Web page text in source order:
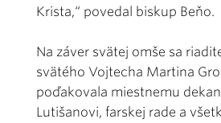
Krista,“ povedal biskup Beňo.
Na záver svätej omše sa
svätého Vojtecha Martina
poďakovala miestnemu
Lutišanovi, farskej rade a